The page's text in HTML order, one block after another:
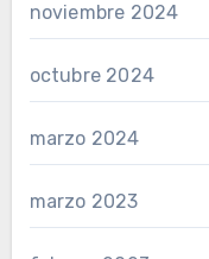
noviembre 2024
octubre 2024
marzo 2024
marzo 2023